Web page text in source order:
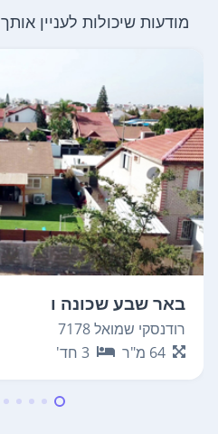
מודעות שיכולות לעניין אותך
באר שבע שכונה ו
רודנסקי שמואל 7178
64 מ"ר 3 חד'